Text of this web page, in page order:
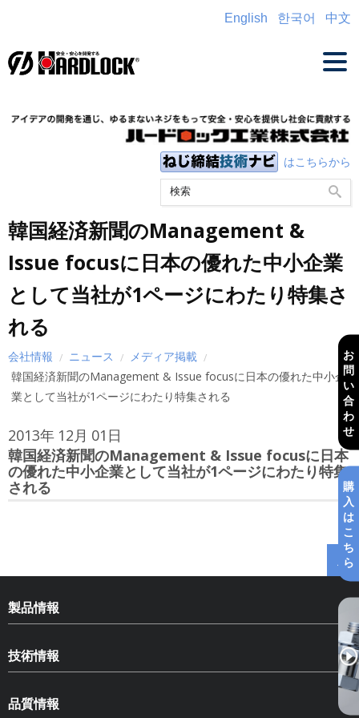
中文
한국어
English
はこちらから
お
問
い
合
わ
せ
購
入
は
こ
ち
ら
韓国経済新聞のManagement &
Issue focusに日本の優れた中小企業
として当社が1ページにわたり特集さ
れる
会社情報 ニュース
メディア掲載
韓国経済新聞のManagement & Issue focusに日本の優れた中小企
業として当社が1ページにわたり特集される
2013年 12月 01日
韓国経済新聞のManagement & Issue focusに日本
の優れた中小企業として当社が1ページにわたり特集
される
製品情報
HLN ハードロックナット
HLB ハードロックベアリングナット
SLB スペースロックベアリングナット
技術情報
ねじのゆるみ
品質情報